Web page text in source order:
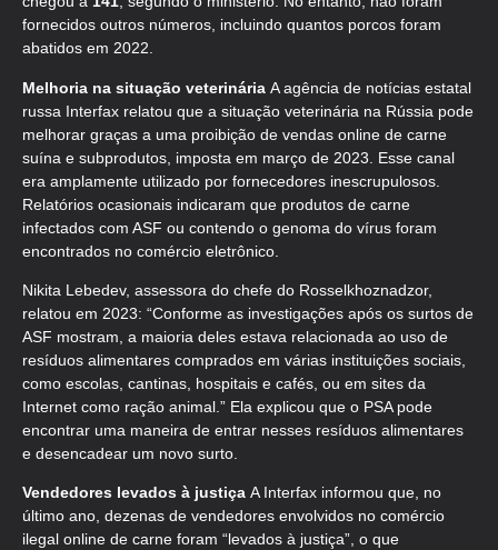
fornecidos outros números, incluindo quantos porcos foram
abatidos em 2022.
Melhoria na situação veterinária A agência de notícias estatal
russa Interfax relatou que a situação veterinária na Rússia pode
melhorar graças a uma proibição de vendas online de carne
suína e subprodutos, imposta em março de 2023. Esse canal
era amplamente utilizado por fornecedores inescrupulosos.
Relatórios ocasionais indicaram que produtos de carne
infectados com ASF ou contendo o genoma do vírus foram
encontrados no comércio eletrônico.
Nikita Lebedev, assessora do chefe do Rosselkhoznadzor,
relatou em 2023: “Conforme as investigações após os surtos de
ASF mostram, a maioria deles estava relacionada ao uso de
resíduos alimentares comprados em várias instituições sociais,
como escolas, cantinas, hospitais e cafés, ou em sites da
Internet como ração animal.” Ela explicou que o PSA pode
encontrar uma maneira de entrar nesses resíduos alimentares
e desencadear um novo surto.
Vendedores levados à justiça A Interfax informou que, no
último ano, dezenas de vendedores envolvidos no comércio
ilegal online de carne foram “levados à justiça”, o que